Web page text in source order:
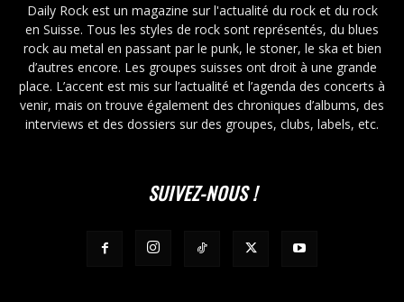
Daily Rock est un magazine sur l'actualité du rock et du rock
en Suisse. Tous les styles de rock sont représentés, du blues
rock au metal en passant par le punk, le stoner, le ska et bien
d’autres encore. Les groupes suisses ont droit à une grande
place. L’accent est mis sur l’actualité et l’agenda des concerts à
venir, mais on trouve également des chroniques d’albums, des
interviews et des dossiers sur des groupes, clubs, labels, etc.
SUIVEZ-NOUS !